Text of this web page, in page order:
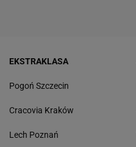
EKSTRAKLASA
Pogoń Szczecin
Cracovia Kraków
Lech Poznań